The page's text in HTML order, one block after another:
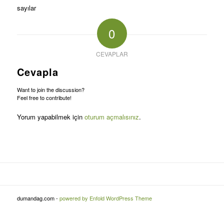
sayılar
0
CEVAPLAR
Cevapla
Want to join the discussion?
Feel free to contribute!
Yorum yapabilmek için oturum açmalısınız.
dumandag.com - powered by Enfold WordPress Theme